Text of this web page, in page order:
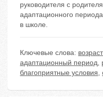
руководителя с
адаптационного
в школе.
Ключевые слова:
адаптационный период,
благоприятные условия,